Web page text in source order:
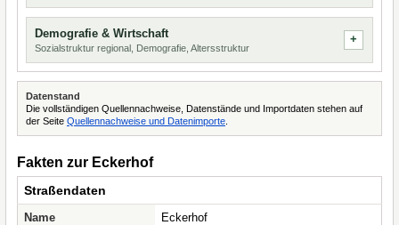
Demografie & Wirtschaft
Sozialstruktur regional, Demografie, Altersstruktur
Datenstand
Die vollständigen Quellennachweise, Datenstände und Importdaten stehen auf
der Seite Quellennachweise und Datenimporte
Fakten zur Eckerhof
Straßendaten
Name
Eckerhof